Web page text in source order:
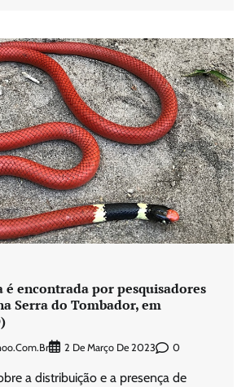
é encontrada por pesquisadores
Serra do Tombador, em
2 De Março De 2023 0
a distribuição e a presença de